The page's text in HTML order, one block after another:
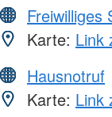
Freiwilliges
Karte: Link
Hausnotruf
Karte: Link